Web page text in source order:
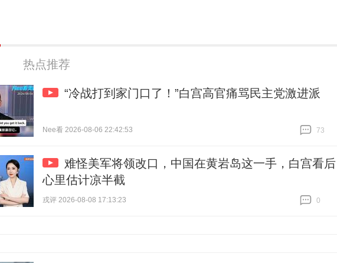
热点推荐
“冷战打到家门口了！”白宫高官痛骂民主党激进派
Nee看 2026-08-06 22:42:53
73
难怪美军将领改口，中国在黄岩岛这一手，白宫看后
心里估计凉半截
戎评 2026-08-08 17:13:23
0